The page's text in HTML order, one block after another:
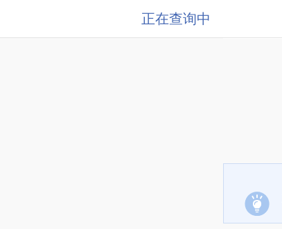
正在查询中